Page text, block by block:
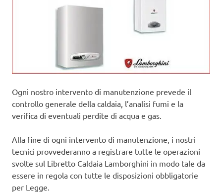
Ogni nostro intervento di manutenzione prevede il
controllo generale della caldaia, l’analisi fumi e la
verifica di eventuali perdite di acqua e gas.
Alla fine di ogni intervento di manutenzione, i nostri
tecnici provvederanno a registrare tutte le operazioni
svolte sul Libretto Caldaia Lamborghini in modo tale da
essere in regola con tutte le disposizioni obbligatorie
per Legge.